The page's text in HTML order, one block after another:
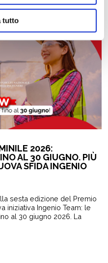
tutto
2026:
AL 30 GIUGNO. PIÙ
SFIDA INGENIO
sesta edizione del Premio
iniziativa Ingenio Team: le
al 30 giugno 2026. La